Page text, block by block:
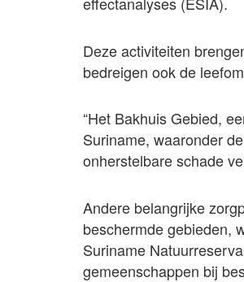
Deze activiteiten
bedreigen ook de
“Het Bakhuis Gebied,
Suriname, waaronder
onherstelbare schade
Andere belangrijke
beschermde gebieden,
Suriname
gemeenschappen bij